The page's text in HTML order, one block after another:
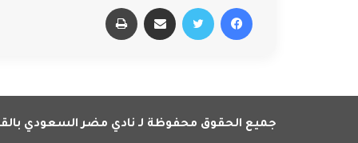
فيسبوك تويتر مشاركة عبر البريد
جميع الحقوق محفوظة لـ نادي مضر السعودي بالقديح